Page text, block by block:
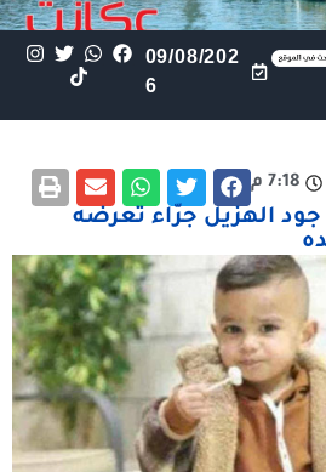
09/08/202
6
7:18 م
الهزيل جرّاء تعرضه